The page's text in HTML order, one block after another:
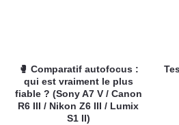
🥊 Comparatif autofocus :
qui est vraiment le plus
fiable ? (Sony A7 V / Canon
R6 III / Nikon Z6 III / Lumix
S1 II)